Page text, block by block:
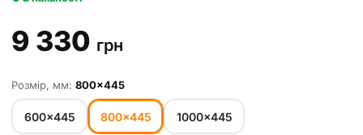
9 330 грн
Розмір, мм: 800×445
600×445 800×445 1000×445